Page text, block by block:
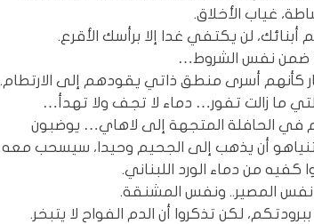
غياب الأخلاق.
أبنائك، لن يكتفي غدا إلا برأسك الأقرع.
ضمن نفس الشروط…
كأنهم أسرى منطق ذاتي يقودهم إلى الارتطام.
ما زالت تفور… دماء لا تجف ولا تهدأ…
في الحافلة المتجهة إلى لاهاي… يوضبون
أن يذهب إلى الجحيم وحيدا، سيسحب معه
من دماء الورد اللبناني.
نفس المصير.. ونفس المشنقة.
لكن تذكروا أن الدم الفواح لا يتبخر.